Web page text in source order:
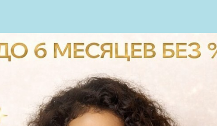
УСЛУГИ ТЕХНОЛОГИИ
пн-сб: с 9.00-20.00
вс: с 10.00 до 18.00